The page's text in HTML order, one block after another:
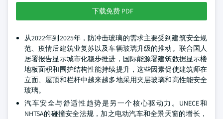
下载免费 PDF
从2022年到2025年，防冲击玻璃的需求主要受到建筑安全规
范、疫情后建筑业复苏以及车辆玻璃升级的推动。联合国人
居署报告显示城市化稳步推进，国际能源署建筑数据显示楼
地板面积和围护结构性能持续提升，这些因素促使建筑师在
立面、屋顶和栏杆中越来越多地采用夹层玻璃和高性能安全
玻璃。
汽车安全与舒适性趋势是另一个核心驱动力。UNECE和
NHTSA的碰撞安全法规，加之电动汽车和全景天窗的增长，